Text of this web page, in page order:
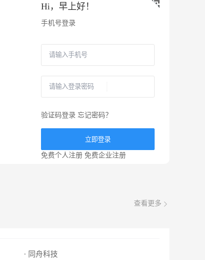
Hi， 早上好！
手机号登录
验证码登录 忘记密码？
立即登录
免费个人注册 免费企业注册
查看更多
· 同舟科技